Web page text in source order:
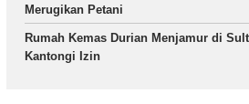
Merugikan Petani
Rumah Kemas Durian Menjamur di
Kantongi Izin